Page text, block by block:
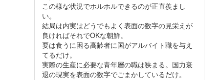
この様な状況でホルホルできるのが正直羨まし
い。
結局は内実はどうでもよく表面の数字の見栄えが
良ければそれでOKな朝鮮。
要は食うに困る高齢者に国がアルバイト職を与え
てるだけ。
実際の生産に必要な青年層の職は狭まる。国力衰
退の現実を表面の数字でごまかしているだけ。